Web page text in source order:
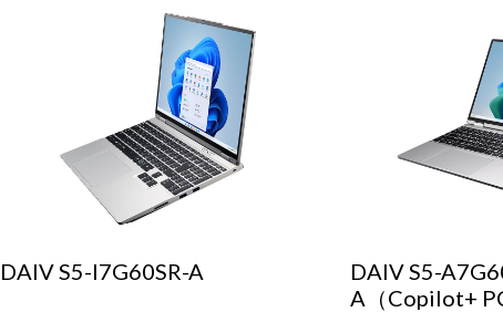
DAIV S5-I7G60SR-A
DAIV S5-
A（Copilot+